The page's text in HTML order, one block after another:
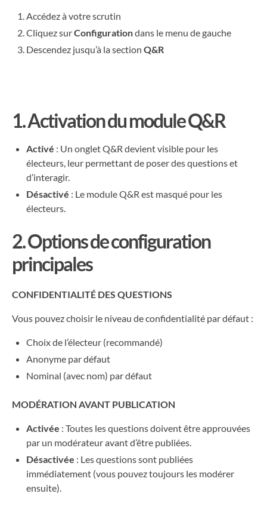
Accédez à votre scrutin
Cliquez surConfigurationdans le menu de gauche
Descendez jusqu’à la section Q&R
1. Activation du module Q&R
Activé : Un onglet Q&R devient visible pour les
électeurs, leur permettant de poser des questions et
d’interagir.
Désactivé : Le module Q&R est masqué pour les
électeurs.
2. Options de configuration
principales
CONFIDENTIALITÉ DES QUESTIONS
Vous pouvez choisir le niveau de confidentialité par défaut :
Choix de l’électeur (recommandé)
Anonyme par défaut
Nominal (avec nom) par défaut
MODÉRATION AVANT PUBLICATION
Activée : Toutes les questions doivent être approuvées
par un modérateur avant d’être publiées.
Désactivée : Les questions sont publiées
immédiatement (vous pouvez toujours les modérer
ensuite).